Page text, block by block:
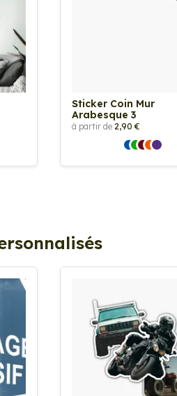
Sticker Coin Mur
Arabesque 3
à partir de 2,90 €